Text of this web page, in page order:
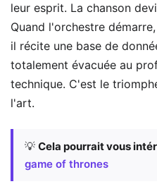
leur esprit. La chanson
Quand l'orchestre
il récite une base de
totalement évacuée au
technique. C'est le
l'art.
💡 Cela pourrait vous
game of thrones